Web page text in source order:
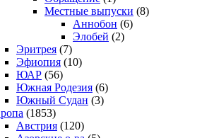
Местные выпуски (8)
Аннобон (6)
Элобей (2)
Эритрея (7)
Эфиопия (10)
ЮАР (56)
Южная Родезия (6)
Южный Судан (3)
(1853)
Австрия (120)